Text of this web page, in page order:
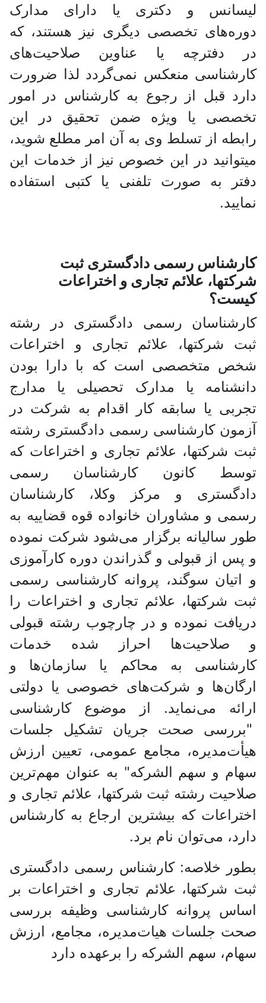
لیسانس و دکتری یا دارای مدارک
دوره‌های تخصصی دیگری نیز هستند، که
در دفترچه یا عناوین صلاحیت‌های
کارشناسی منعکس نمی‌گردد لذا ضرورت
دارد قبل از رجوع به کارشناس در امور
تخصصی یا ویژه ضمن تحقیق در این
رابطه از تسلط وی به آن امر مطلع شوید،
میتوانید در این خصوص نیز از خدمات این
دفتر به صورت تلفنی یا کتبی استفاده
نمایید.
کارشناس رسمی دادگستری ثبت
شرکتها، علائم تجاری و اختراعات
کیست؟
کارشناسان رسمی دادگستری در رشته
ثبت شرکتها، علائم تجاری و اختراعات
شخص متخصصی است که با دارا بودن
دانشنامه یا مدارک تحصیلی یا مدارج
تجربی یا سابقه کار اقدام به شرکت در
آزمون کارشناسی رسمی دادگستری رشته
ثبت شرکتها، علائم تجاری و اختراعات که
توسط کانون کارشناسان رسمی
دادگستری و مرکز وکلا، کارشناسان
رسمی و مشاوران خانواده قوه قضاییه به
طور سالیانه برگزار می‌شود شرکت نموده
و پس از قبولی و گذراندن دوره کارآموزی
و اتیان سوگند، پروانه کارشناسی رسمی
ثبت شرکتها، علائم تجاری و اختراعات را
دریافت نموده و در چارچوب رشته قبولی
و صلاحیت‌ها احراز شده خدمات
کارشناسی به محاکم یا سازمان‌ها و
ارگان‌ها و شرکت‌های خصوصی یا دولتی
ارائه می‌نماید. از موضوع کارشناسی
"بررسی صحت جریان تشکیل جلسات
هیأت‌‌مدیره، مجامع عمومی، تعیین ارزش
سهام و سهم الشرکه" به عنوان مهم‌ترین
صلاحیت رشته ثبت شرکتها، علائم تجاری و
اختراعات که بیشترین ارجاع به کارشناس
دارد، می‌توان نام برد.
بطور خلاصه: کارشناس رسمی دادگستری
ثبت شرکتها، علائم تجاری و اختراعات بر
اساس پروانه کارشناسی وظیفه بررسی
صحت جلسات هیات‌‌مدیره، مجامع، ارزش
سهام، سهم الشرکه را برعهده دارد